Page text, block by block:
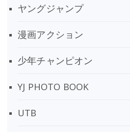
ヤングジャンプ
漫画アクション
少年チャンピオン
YJ PHOTO BOOK
UTB